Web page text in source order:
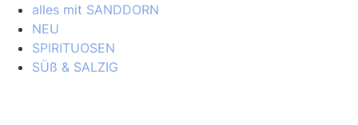
alles mit SANDDORN
NEU
SPIRITUOSEN
SÜß & SALZIG